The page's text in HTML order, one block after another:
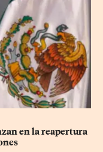
en la reapertura